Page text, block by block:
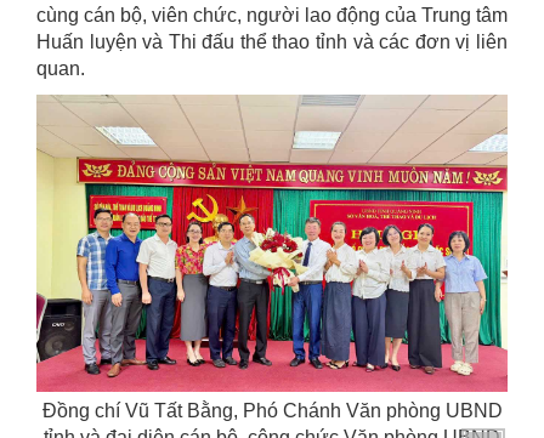
cùng cán bộ, viên chức, người lao động của Trung tâm
Huấn luyện và Thi đấu thể thao tỉnh và các đơn vị liên
quan.
Đồng chí Vũ Tất Bằng, Phó Chánh Văn phòng UBND